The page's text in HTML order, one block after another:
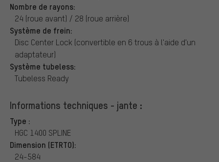
Nombre de rayons:
24 (roue avant) / 28 (roue arrière)
Système de frein:
Disc Center Lock (convertible en 6 trous à l'aide d'un
adaptateur)
Système tubeless:
Tubeless Ready
Informations techniques - jante :
Type :
HGC 1400 SPLINE
Dimension (ETRTO):
24-584